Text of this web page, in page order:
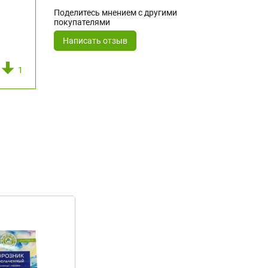
1
Поделитесь мнением с другими
покупателями
Написать отзыв